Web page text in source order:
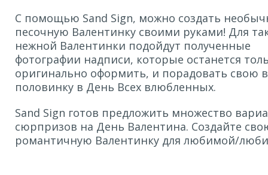
С помощью Sand Sign, можно создать
песочную Валентинку своими руками! Для
нежной Валентинки подойдут полученные
фотографии надписи, которые останется
оригинально оформить, и порадовать свою
половинку в День Всех влюбленных.
Sand Sign готов предложить множество
сюрпризов на День Валентина. Создайте
романтичную Валентинку для любимой/